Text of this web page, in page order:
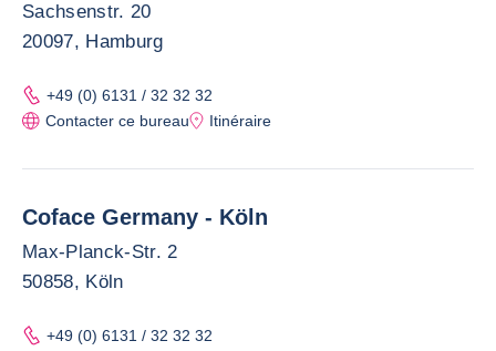
Sachsenstr. 20
20097, Hamburg
+49 (0) 6131 / 32 32 32
Contacter ce bureau
Itinéraire
Coface Germany - Köln
Max-Planck-Str. 2
50858, Köln
+49 (0) 6131 / 32 32 32